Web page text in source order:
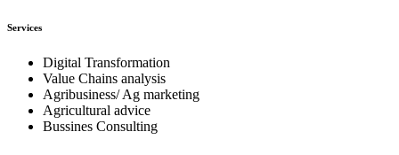
Services
Digital Transformation
Value Chains analysis
Agribusiness/ Ag marketing
Agricultural advice
Bussines Consulting